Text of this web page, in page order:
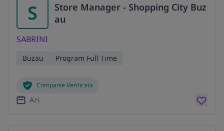
S
Store Manager - Shopping City Buz
au
SABRINI
Buzau Program Full Time
Companie Verificata
Azi